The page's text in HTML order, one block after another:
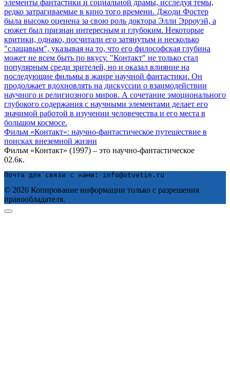
Фильм «Контакт»: научно-фантастическое путешествие в
поисках внеземной жизни
Фильм «Контакт» (1997) – это научно-фантастическое
02.6к.
Почта для связи с нами: info@otvetin.ru
© 2026 Копирование информации только с разрешения
правообладателя.